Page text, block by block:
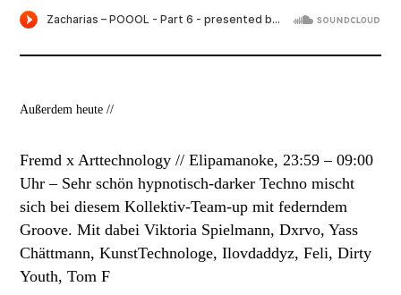
Außerdem heute //
Fremd x Arttechnology // Elipamanoke, 23:59 – 09:00
Uhr – Sehr schön hypnotisch-darker Techno mischt
sich bei diesem Kollektiv-Team-up mit federndem
Groove. Mit dabei Viktoria Spielmann, Dxrvo, Yass
Chättmann, KunstTechnologe, Ilovdaddyz, Feli, Dirty
Youth, Tom F